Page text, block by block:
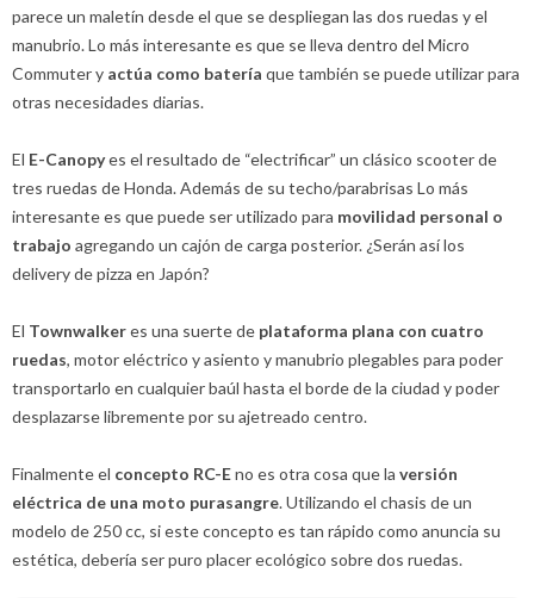
parece un maletín desde el que se despliegan las dos ruedas y el
manubrio. Lo más interesante es que se lleva dentro del Micro
Commuter y actúa como batería que también se puede utilizar para
otras necesidades diarias.
El E-Canopyes el resultado de “electrificar” un clásico scooter de
tres ruedas de Honda. Además de su techo/parabrisas Lo más
interesante es que puede ser utilizado para movilidad personal o
trabajo agregando un cajón de carga posterior. ¿Serán así los
delivery de pizza en Japón?
El Townwalkeres una suerte de plataforma plana con cuatro
ruedas, motor eléctrico y asiento y manubrio plegables para poder
transportarlo en cualquier baúl hasta el borde de la ciudad y poder
desplazarse libremente por su ajetreado centro.
Finalmente el concepto RC-Eno es otra cosa que la versión
eléctrica de una moto purasangre. Utilizando el chasis de un
modelo de 250 cc, si este concepto es tan rápido como anuncia su
estética, debería ser puro placer ecológico sobre dos ruedas.